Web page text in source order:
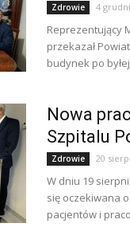
Zdrowie 4
Reprezentujący
przekazał
budynek po
Nowa
Szpitalu
Zdrowie 20
W dniu 19
się oczekiwana
pacjentów i